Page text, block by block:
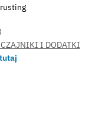
I DODATKI